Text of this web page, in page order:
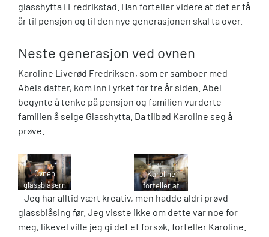
glasshytta i Fredrikstad. Han forteller videre at det er få
år til pensjon og til den nye generasjonen skal ta over.
Neste generasjon ved ovnen
Karoline Liverød Fredriksen, som er samboer med
Abels datter, kom inn i yrket for tre år siden. Abel
begynte å tenke på pensjon og familien vurderte
familien å selge Glasshytta. Da tilbød Karoline seg å
prøve.
Ovnen
glassblåsern
e bruker er
omtrent
1100 ℃.
Foto: Emma
Karoline
forteller at
yrket er
fleksibelt og
Foto: Emma
– Jeg har alltid vært kreativ, men hadde aldri prøvd
glassblåsing før. Jeg visste ikke om dette var noe for
meg, likevel ville jeg gi det et forsøk, forteller Karoline.